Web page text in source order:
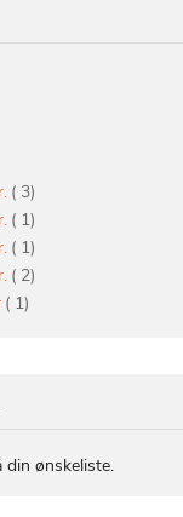
3vare
1vare
1vare
2vare
1vare
din ønskeliste.